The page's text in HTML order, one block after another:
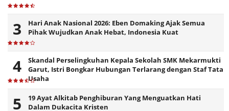
Hari Anak Nasional 2026: Eben Domaking Ajak Semua
Pihak Wujudkan Anak Hebat, Indonesia Kuat
Skandal Perselingkuhan Kepala Sekolah SMK Mekarmukti
Garut, Istri Bongkar Hubungan Terlarang dengan Staf Tata
Usaha
19 Ayat Alkitab Penghiburan Yang Menguatkan Hati
Dalam Dukacita Kristen